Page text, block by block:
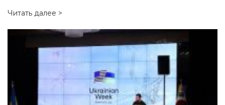
Читать далее >